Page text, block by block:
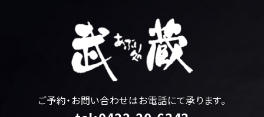
ご予約・お問い合わせはお電話にて承ります。